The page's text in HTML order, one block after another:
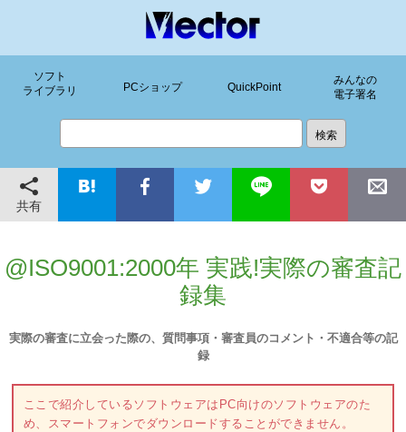
ソフト
ライブラリ
PCショップ QuickPoint
みんなの
電子署名
共有
@ISO9001:2000年 実践!実際の審査記
録集
実際の審査に立会った際の、質問事項・審査員のコメント・不適合等の記
録
ここで紹介しているソフトウェアはPC向けのソフトウェアのた
め、スマートフォンでダウンロードすることができません。